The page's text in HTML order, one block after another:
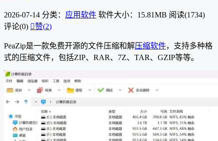
2026-07-14 分类： 应用软件 软件大小：15.81MB 阅读(1734)
评论(0) 赞(2)
PeaZip是一款免费开源的文件压缩和解压缩软件，支持多种格
式的压缩文件，包括ZIP、RAR、7Z、TAR、GZIP等等。